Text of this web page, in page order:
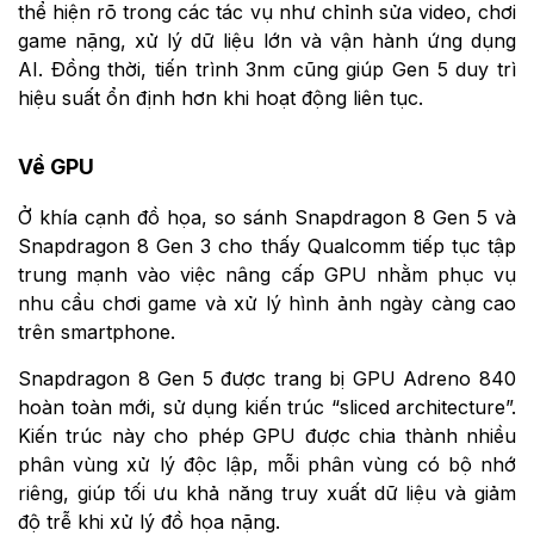
thể hiện rõ trong các tác vụ như chỉnh sửa video, chơi
game nặng, xử lý dữ liệu lớn và vận hành ứng dụng
AI. Đồng thời, tiến trình 3nm cũng giúp Gen 5 duy trì
hiệu suất ổn định hơn khi hoạt động liên tục.
Về GPU
Ở khía cạnh đồ họa, so sánh Snapdragon 8 Gen 5 và
Snapdragon 8 Gen 3 cho thấy Qualcomm tiếp tục tập
trung mạnh vào việc nâng cấp GPU nhằm phục vụ
nhu cầu chơi game và xử lý hình ảnh ngày càng cao
trên smartphone.
Snapdragon 8 Gen 5 được trang bị GPU Adreno 840
hoàn toàn mới, sử dụng kiến trúc “sliced architecture”.
Kiến trúc này cho phép GPU được chia thành nhiều
phân vùng xử lý độc lập, mỗi phân vùng có bộ nhớ
riêng, giúp tối ưu khả năng truy xuất dữ liệu và giảm
độ trễ khi xử lý đồ họa nặng.